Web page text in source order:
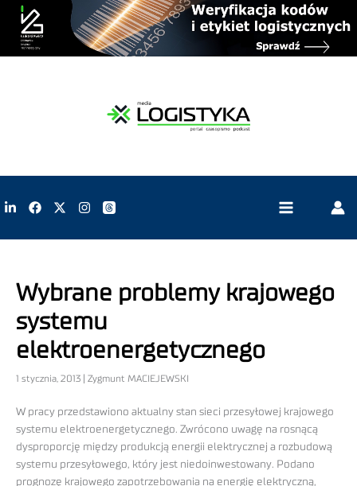
Wybrane problemy krajowego
systemu
elektroenergetycznego
1 stycznia, 2013 | Zygmunt MACIEJEWSKI
W pracy przedstawiono aktualny stan sieci przesyłowej krajowego
systemu elektroenergetycznego. Zwrócono uwagę na rosnącą
dysproporcję między produkcją energii elektrycznej a rozbudową
systemu przesyłowego, który jest niedoinwestowany. Podano
prognozę krajowego zapotrzebowania na energię elektryczną,